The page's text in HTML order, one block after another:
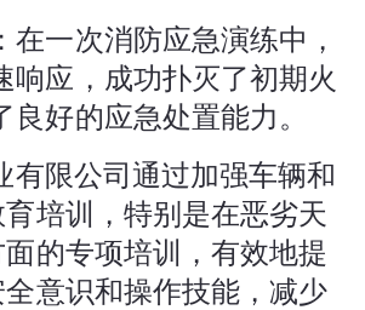
：在一次消防应急演练中，
响应，成功扑灭了初期火
良好的应急处置能力。
培训，特别是在恶劣天
的专项培训，有效地提
意识和操作技能，减少